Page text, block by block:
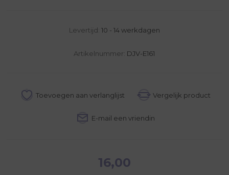
Levertijd: 10 - 14 werkdagen
Artikelnummer: DJV-E161
16,00